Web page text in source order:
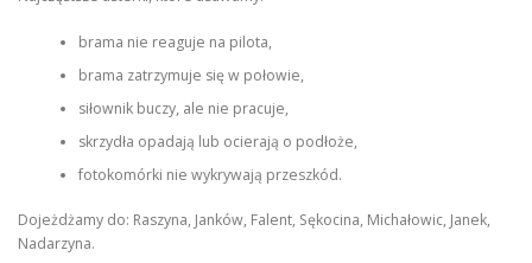
brama nie reaguje na pilota,
brama zatrzymuje się w połowie,
siłownik buczy, ale nie pracuje,
skrzydła opadają lub ocierają o podłoże,
fotokomórki nie wykrywają przeszkód.
Dojeżdżamy do: Raszyna, Janków, Falent, Sękocina, Michałowic, Janek,
Nadarzyna.